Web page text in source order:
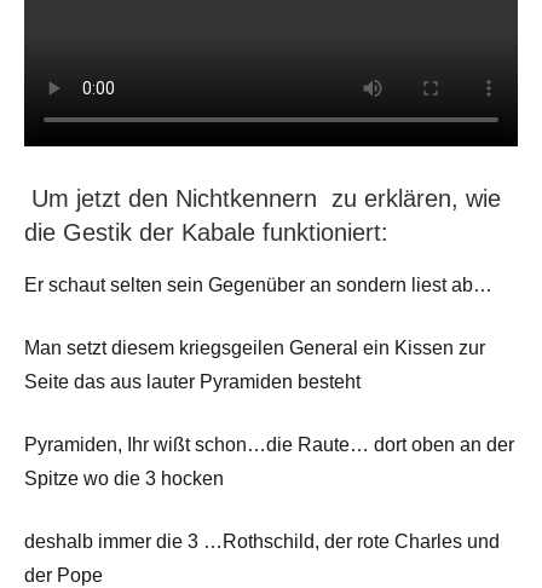
Um jetzt den Nichtkennern zu erklären, wie
die Gestik der Kabale funktioniert:
Er schaut selten sein Gegenüber an sondern liest ab…
Man setzt diesem kriegsgeilen General ein Kissen zur
Seite das aus lauter Pyramiden besteht
Pyramiden, Ihr wißt schon…die Raute… dort oben an der
Spitze wo die 3 hocken
deshalb immer die 3 …Rothschild, der rote Charles und
der Pope